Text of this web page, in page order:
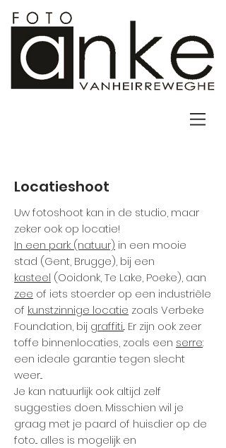
Locatieshoot
Uw fotoshoot kan in de studio, maar
zeker ook op locatie!
In een park (natuur) in een mooie
stad (Gent, Brugge), bij een
kasteel (Ooidonk, Te Lake, Poeke), aan
zee of iets stoerder op een industriële
of kunstzinnige locatie zoals Verbeke
Foundation, bij graffiti... Er zijn ook zeer
toffe binnenlocaties, zoals een serre:
een ideale garantie tegen slecht
weer...
Je kan natuurlijk ook altijd zelf
suggesties doen. Misschien wil je
graag met je paard of huisdier op de
foto... alles is mogelijk en